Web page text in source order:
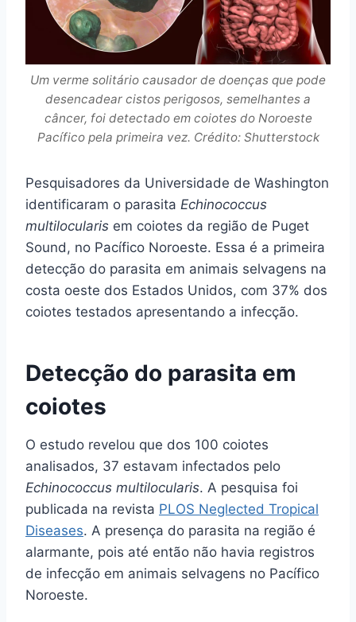
Um verme solitário causador de doenças que pode
desencadear cistos perigosos, semelhantes a
câncer, foi detectado em coiotes do Noroeste
Pacífico pela primeira vez. Crédito: Shutterstock
Pesquisadores da Universidade de Washington
identificaram o parasita Echinococcus
multilocularis em coiotes da região de Puget
Sound, no Pacífico Noroeste. Essa é a primeira
detecção do parasita em animais selvagens na
costa oeste dos Estados Unidos, com 37% dos
coiotes testados apresentando a infecção.
Detecção do parasita em
coiotes
O estudo revelou que dos 100 coiotes
analisados, 37 estavam infectados pelo
Echinococcus multilocularis. A pesquisa foi
publicada na revista PLOS Neglected Tropical
Diseases. A presença do parasita na região é
alarmante, pois até então não havia registros
de infecção em animais selvagens no Pacífico
Noroeste.